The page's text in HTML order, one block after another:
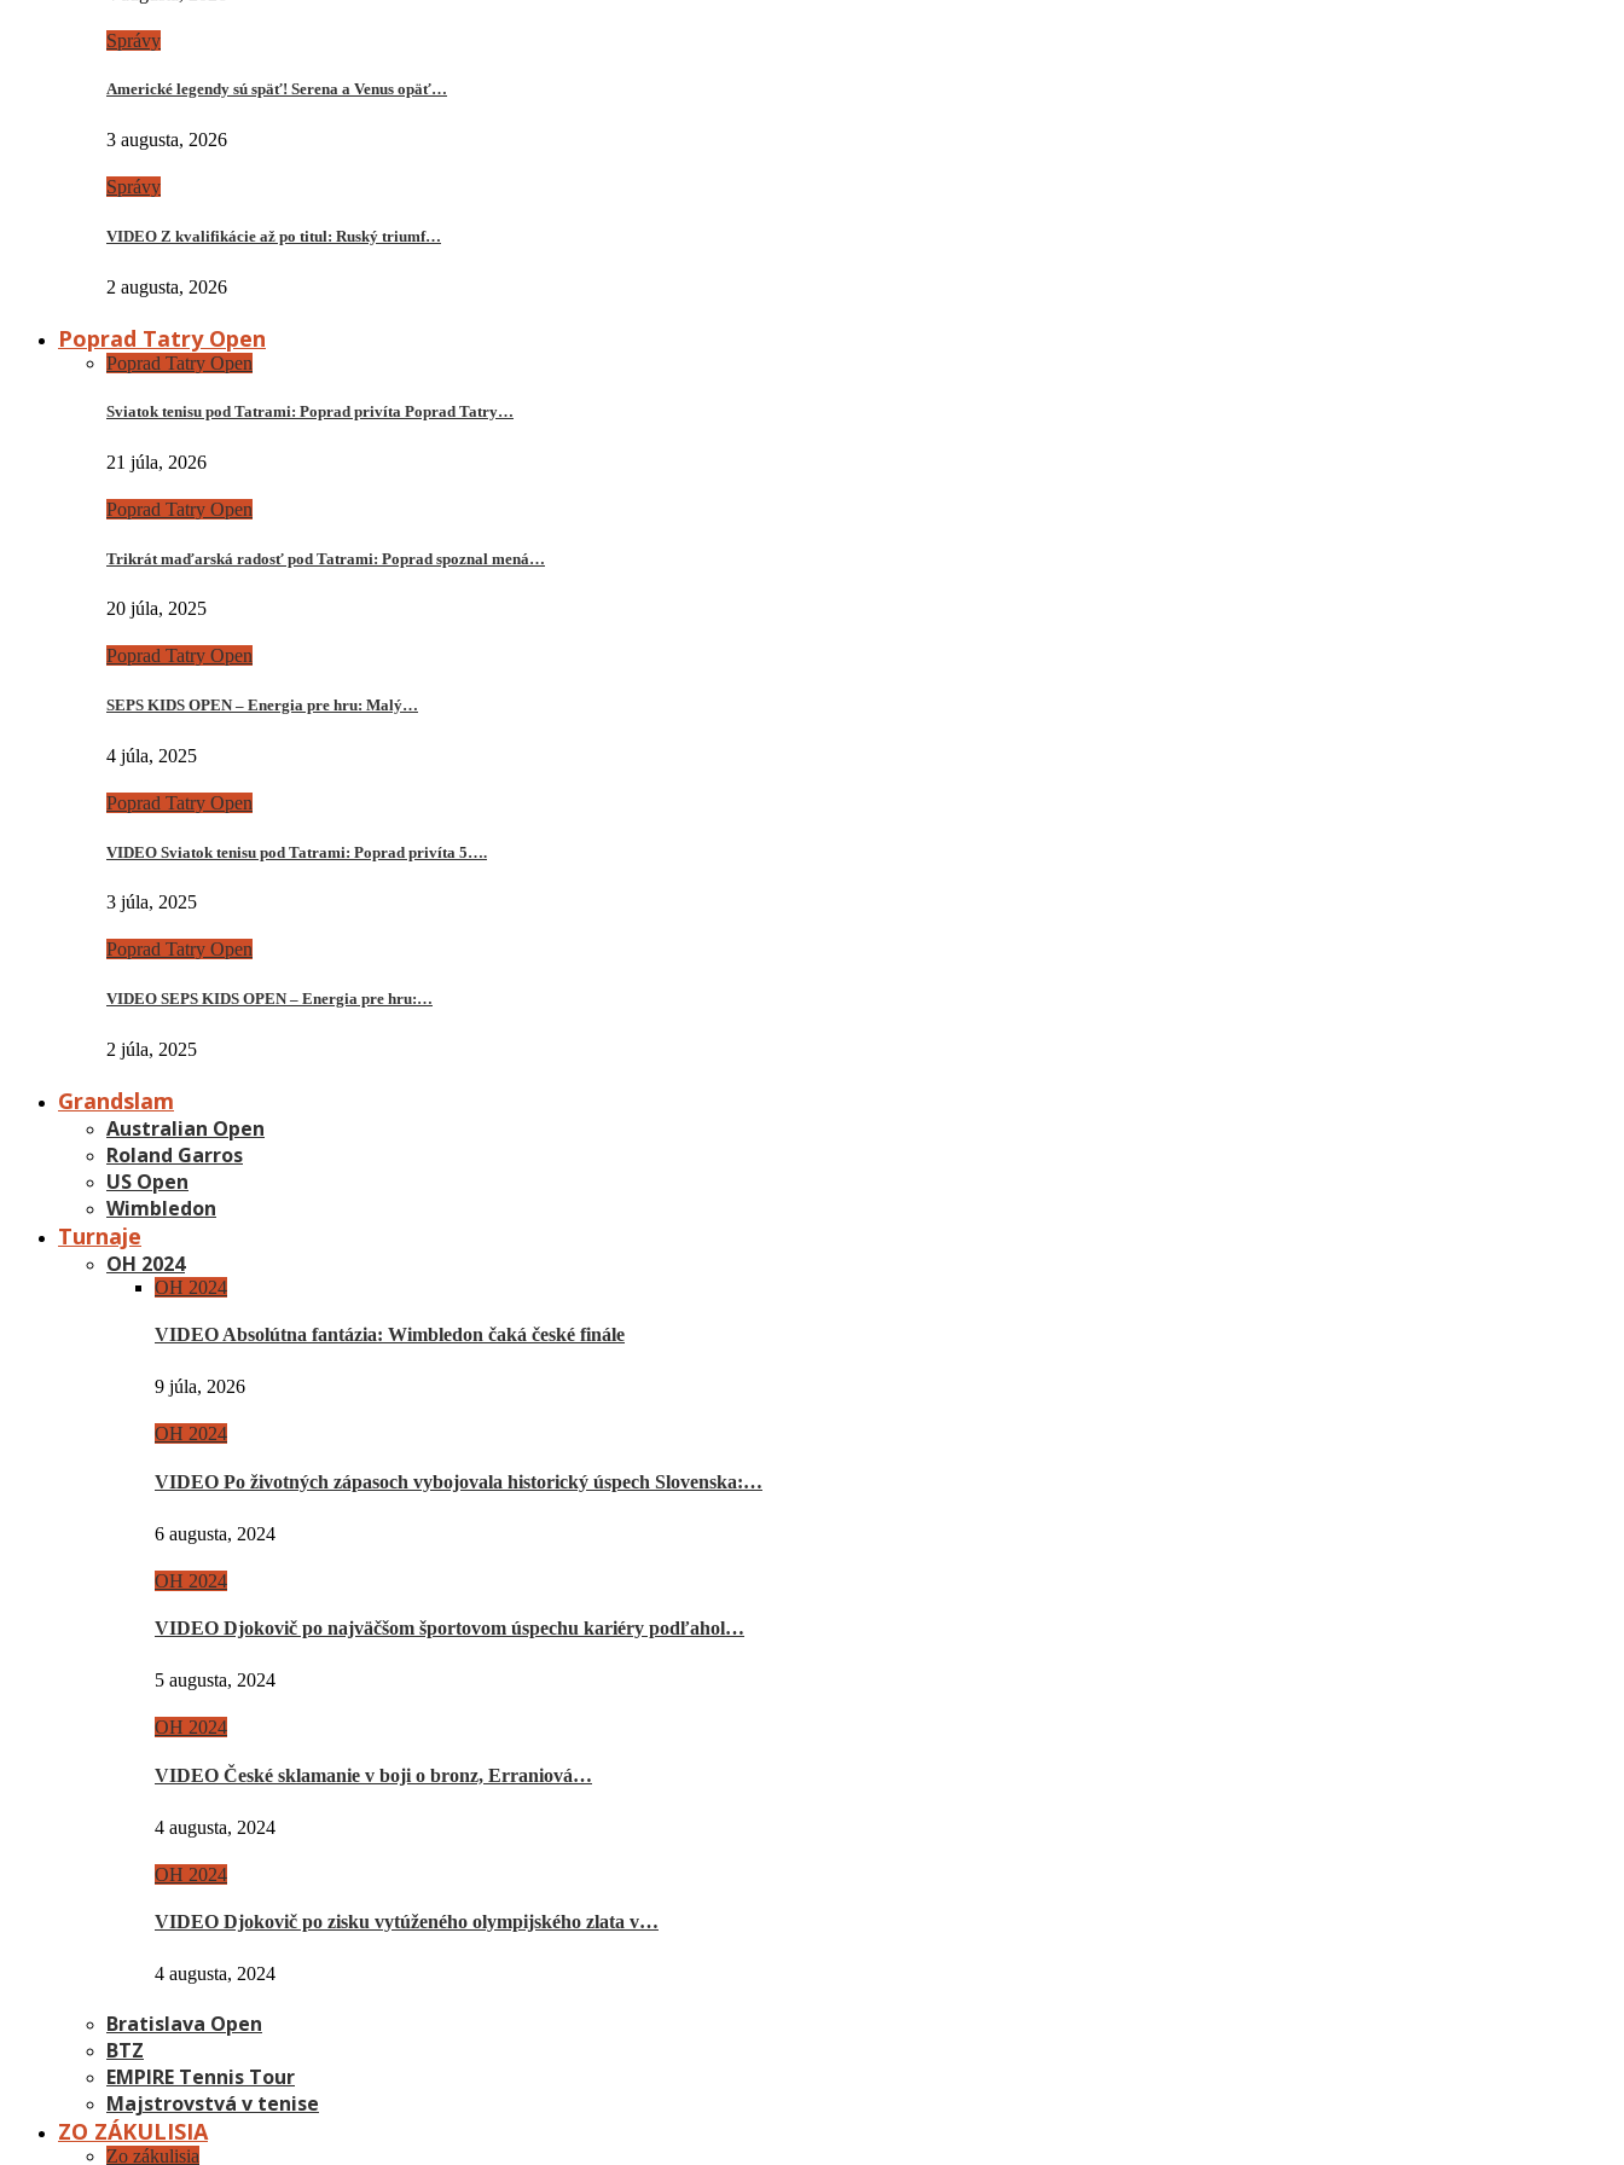
Správy
Americké legendy sú späť! Serena a Venus opäť…
3 augusta, 2026
Správy
VIDEO Z kvalifikácie až po titul: Ruský triumf…
2 augusta, 2026
Poprad Tatry Open
Poprad Tatry Open
Sviatok tenisu pod Tatrami: Poprad privíta Poprad Tatry…
21 júla, 2026
Poprad Tatry Open
Trikrát maďarská radosť pod Tatrami: Poprad spoznal mená…
20 júla, 2025
Poprad Tatry Open
SEPS KIDS OPEN – Energia pre hru: Malý…
4 júla, 2025
Poprad Tatry Open
VIDEO Sviatok tenisu pod Tatrami: Poprad privíta 5….
3 júla, 2025
Poprad Tatry Open
VIDEO SEPS KIDS OPEN – Energia pre hru:…
2 júla, 2025
Grandslam
Australian Open
Roland Garros
US Open
Wimbledon
Turnaje
OH 2024
OH 2024
VIDEO Absolútna fantázia: Wimbledon čaká české finále
9 júla, 2026
OH 2024
VIDEO Po životných zápasoch vybojovala historický úspech Slovenska:…
6 augusta, 2024
OH 2024
VIDEO Djokovič po najväčšom športovom úspechu kariéry podľahol…
5 augusta, 2024
OH 2024
VIDEO České sklamanie v boji o bronz, Erraniová…
4 augusta, 2024
OH 2024
VIDEO Djokovič po zisku vytúženého olympijského zlata v…
4 augusta, 2024
Bratislava Open
BTZ
EMPIRE Tennis Tour
Majstrovstvá v tenise
ZO ZÁKULISIA
Zo zákulisia